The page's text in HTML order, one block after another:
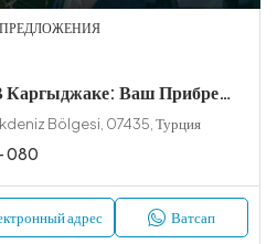
Роскошный Дуплекс В Каргыджаке: Ваш Прибрежный Рай
Bölgesi, 07435, Турция
080
адрес Ватсап